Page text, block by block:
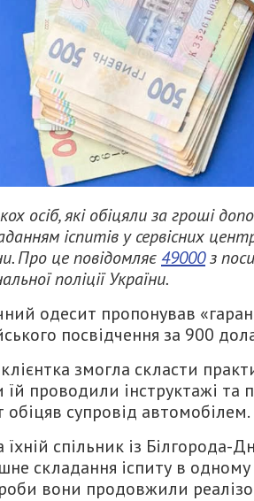
осіб, які обіцяли за гроші
іспитів у сервісних
Про це повідомляє49000з
поліції України.
одесит пропонував
посвідчення за 900
змогла скласти
проводили інструктажі та
обіцяв супровід автомобілем.
спільник із Білгорода-
складання іспиту в одному
вони продовжили